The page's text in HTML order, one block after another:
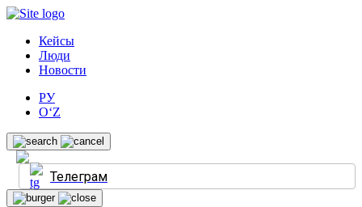
Кейсы
Люди
Новости
РУ
O‘Z
Телеграм